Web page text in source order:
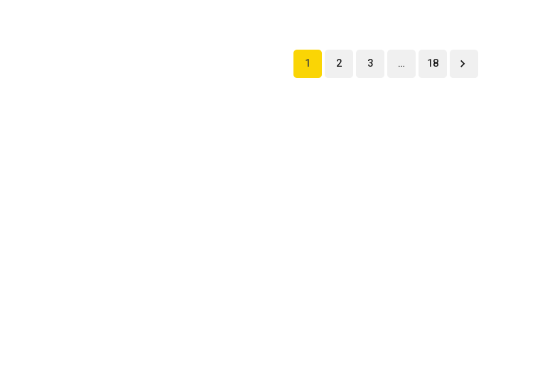
1 2 3 … 18 